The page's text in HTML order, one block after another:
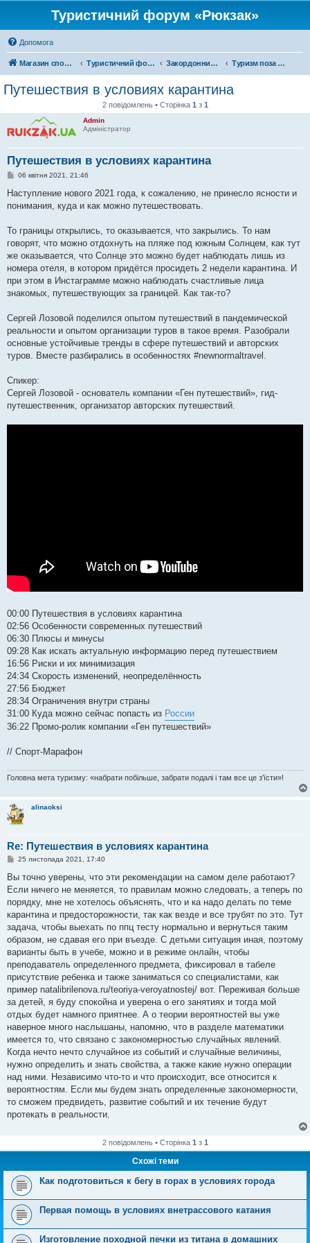
Туристичний форум «Рюкзак»
Допомога
Магазин спорядження Туристичний форум «Рюкзак» Закордонний туризм Туризм поза територією України
Путешествия в условиях карантина
2 повідомлень • Сторінка 1 з 1
Admin
Адміністратор
Путешествия в условиях карантина
П
в
д
л
е
н
я
06 квітня 2021, 21:46
Наступление нового 2021 года, к сожалению, не принесло ясности и
понимания, куда и как можно путешествовать.
То границы открылись, то оказывается, что закрылись. То нам
говорят, что можно отдохнуть на пляже под южным Солнцем, как тут
же оказывается, что Солнце это можно будет наблюдать лишь из
номера отеля, в котором придётся просидеть 2 недели карантина. И
при этом в Инстаграмме можно наблюдать счастливые лица
знакомых, путешествующих за границей. Как так-то?
Сергей Лозовой поделился опытом путешествий в пандемической
реальности и опытом организации туров в такое время. Разобрали
основные устойчивые тренды в сфере путешествий и авторских
туров. Вместе разбирались в особенностях #newnormaltravel​.
Спикер:
Сергей Лозовой - основатель компании «Ген путешествий», гид-
путешественник, организатор авторских путешествий.
00:00​ Путешествия в условиях карантина
02:56​ Особенности современных путешествий
06:30​ Плюсы и минусы
09:28​ Как искать актуальную информацию перед путешествием
16:56​ Риски и их минимизация
24:34​ Скорость изменений, неопределённость
27:56​ Бюджет
28:34​ Ограничения внутри страны
31:00​ Куда можно сейчас попасть из России
36:22​ Промо-ролик компании «Ген путешествий»
// Спорт-Марафон
Головна мета туризму: «набрати побільше, забрати подалі і там все це з'їсти»!
alinaoksi
Re: Путешествия в условиях карантина
П
в
д
о
м
л
е
н
н
я
25 листопада 2021, 17:40
Вы точно уверены, что эти рекомендации на самом деле работают?
Если ничего не меняется, то правилам можно следовать, а теперь по
порядку, мне не хотелось объяснять, что и ка надо делать по теме
карантина и предосторожности, так как везде и все трубят по это. Тут
задача, чтобы выехать по ппц тесту нормально и вернуться таким
образом, не сдавая его при въезде. С детьми ситуация иная, поэтому
варианты быть в учебе, можно и в режиме онлайн, чтобы
преподаватель определенного предмета, фиксировал в табеле
присутствие ребенка и также заниматься со специалистами, как
пример natalibrilenova.ru/teoriya-veroyatnostej/ вот. Переживая больше
за детей, я буду спокойна и уверена о его занятиях и тогда мой
отдых будет намного приятнее. А о теории вероятностей вы уже
наверное много наслышаны, напомню, что в разделе математики
имеется то, что связано с закономерностью случайных явлений.
Когда нечто нечто случайное из событий и случайные величины,
нужно определить и знать свойства, а также какие нужно операции
над ними. Независимо что-то и что происходит, все относится к
вероятностям. Если мы будем знать определенные закономерности,
то сможем предвидеть, развитие событий и их течение будут
протекать в реальности.
2 повідомлень • Сторінка 1 з 1
Схожі теми
Как подготовиться к бегу в горах в условиях города
Первая помощь в условиях внетрассового катания
Изготовление походной печки из титана в домашних